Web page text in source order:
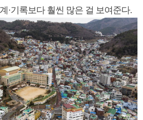
·기록보다 훨씬 많은 걸 보여준다.